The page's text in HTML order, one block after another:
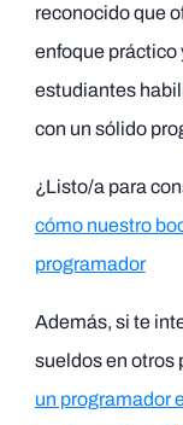
reconocido que
enfoque práctico
estudiantes
con un sólido
¿Listo/a para
cómo nuestro
programador
Además, si te
sueldos en otros
un programador